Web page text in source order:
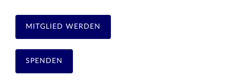
MITGLIED WERDEN
SPENDEN